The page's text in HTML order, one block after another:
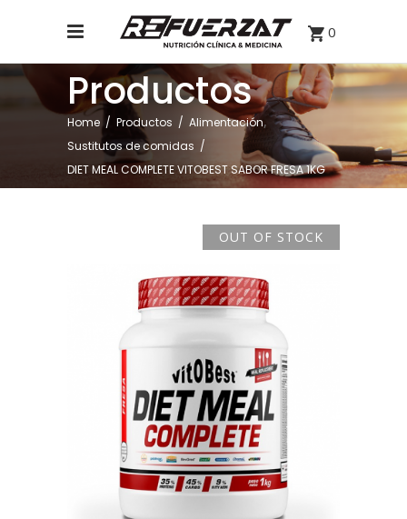
0
Productos
Home / Productos / Alimentación,
Sustitutos de comidas /
DIET MEAL COMPLETE VITOBEST SABOR FRESA 1KG
OUT OF STOCK